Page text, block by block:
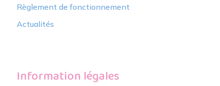
Règlement de fonctionnement
Actualités
Information légales